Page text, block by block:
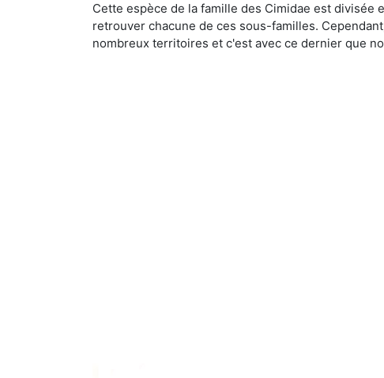
Cette espèce de la famille des Cimidae est
retrouver chacune de ces sous-familles.
nombreux territoires et c'est avec ce dernier que